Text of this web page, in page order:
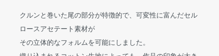
クルンと巻いた尾の部分が特徴的で、可変性に富んだセル
ロースアセテート素材が
その立体的なフォルムを可能にしました。